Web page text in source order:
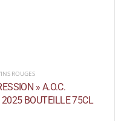
ROUGES
» A.O.C.
2025 BOUTEILLE 75CL